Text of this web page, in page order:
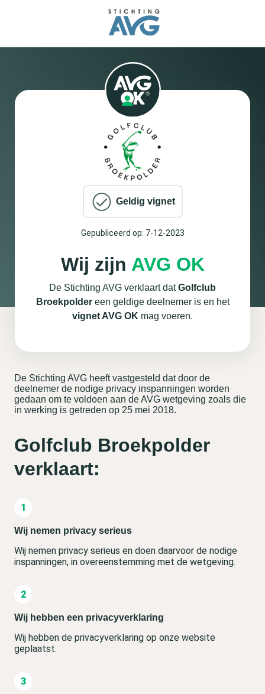
Geldig vignet
Gepubliceerd op: 7-12-2023
Wij zijn AVG OK
De Stichting AVG verklaart datGolfclub
Broekpoldereen geldige deelnemer is en het
vignet AVG OK mag voeren.
De Stichting AVG heeft vastgesteld dat door de
deelnemer de nodige privacy inspanningen worden
gedaan om te voldoen aan de AVG wetgeving zoals die
in werking is getreden op 25 mei 2018.
Golfclub Broekpolder
verklaart:
Wij nemen privacy serieus
Wij nemen privacy serieus en doen daarvoor de nodige
inspanningen, in overeenstemming met de wetgeving.
Wij hebben een privacyverklaring
Wij hebben de privacyverklaring op onze website
geplaatst.